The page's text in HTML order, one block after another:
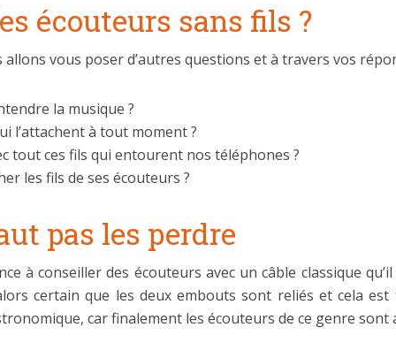
écouteurs sans fils ?
vous poser d’autres questions et à travers vos
la musique ?
l’attachent à tout moment ?
tout ces fils qui entourent nos téléphones ?
les fils de ses écouteurs ?
pas les perdre
à conseiller des écouteurs avec un câble classique
certain que les deux embouts sont reliés et cela
car finalement les écouteurs de ce genre sont